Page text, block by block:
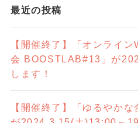
最近の投稿
【開催終了】「オンライ
会 BOOSTLAB#13」が
します！
【開催終了】「ゆるやか